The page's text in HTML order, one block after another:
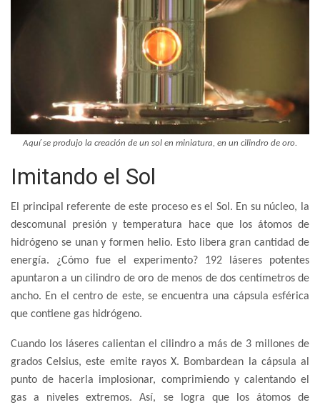
Aquí se produjo la creación de un sol en miniatura, en un cilindro de oro.
Imitando el Sol
El principal referente de este proceso es el Sol. En su núcleo, la
descomunal presión y temperatura hace que los átomos de
hidrógeno se unan y formen helio. Esto libera gran cantidad de
energía. ¿Cómo fue el experimento? 192 láseres potentes
apuntaron a un cilindro de oro de menos de dos centímetros de
ancho. En el centro de este, se encuentra una cápsula esférica
que contiene gas hidrógeno.
Cuando los láseres calientan el cilindro a más de 3 millones de
grados Celsius, este emite rayos X. Bombardean la cápsula al
punto de hacerla implosionar, comprimiendo y calentando el
gas a niveles extremos. Así, se logra que los átomos de